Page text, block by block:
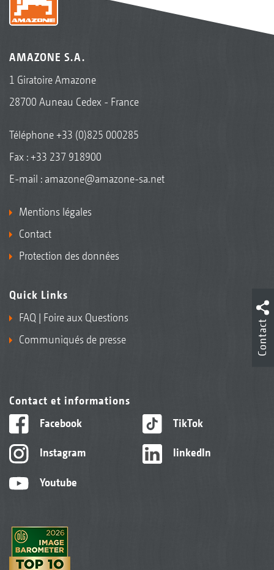
AMAZONE S.A.
1 Giratoire Amazone
28700 Auneau Cedex - France
Téléphone+33 (0)825 000285
Fax : +33 237 918900
E-mail : amazone@amazone-sa.net
Mentions légales
Contact
Protection des données
Quick Links
FAQ | Foire aux Questions
Communiqués de presse
Contact et informations
Facebook
Instagram
Youtube
TikTok
linkedIn
Contact